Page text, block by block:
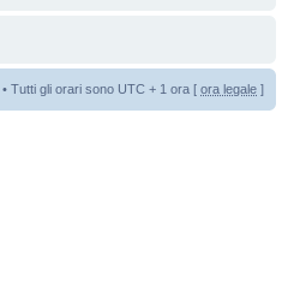
• Tutti gli orari sono UTC + 1 ora [ ora legale ]